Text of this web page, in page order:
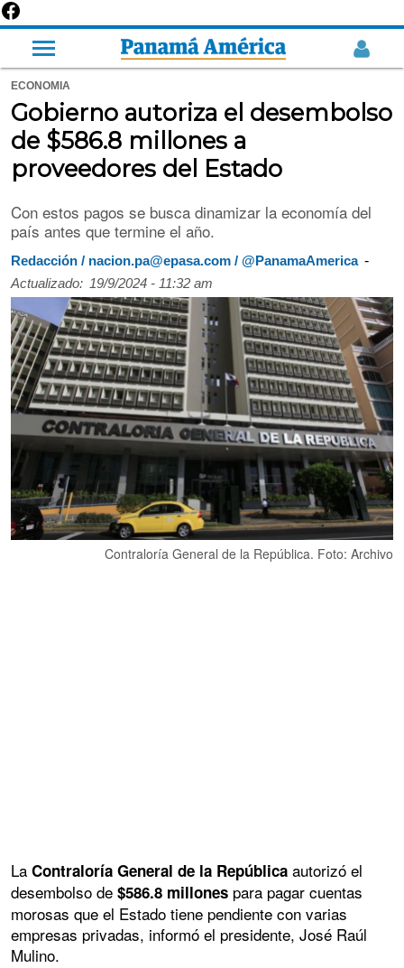
ECONOMIA
Gobierno autoriza el desembolso
de $586.8 millones a
proveedores del Estado
Con estos pagos se busca dinamizar la economía del
país antes que termine el año.
Redacción / nacion.pa@epasa.com / @PanamaAmerica -
Actualizado: 19/9/2024 - 11:32 am
Contraloría General de la República. Foto: Archivo
La Contraloría General de la República autorizó el
desembolso de $586.8 millones para pagar cuentas
morosas que el Estado tiene pendiente con varias
empresas privadas, informó el presidente, José Raúl
Mulino.